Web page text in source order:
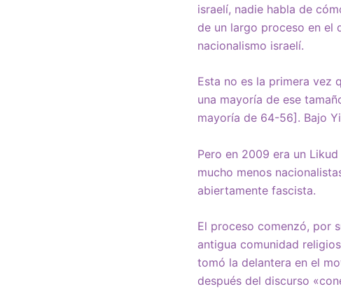
israelí, nadie habla de
de un largo proceso en el
nacionalismo israelí.
Esta no es la primera vez
una mayoría de ese
mayoría de 64-56]. Bajo
Pero en 2009 era un
mucho menos
abiertamente fascista.
El proceso comenzó, por
antigua comunidad
tomó la delantera en el
después del discurso